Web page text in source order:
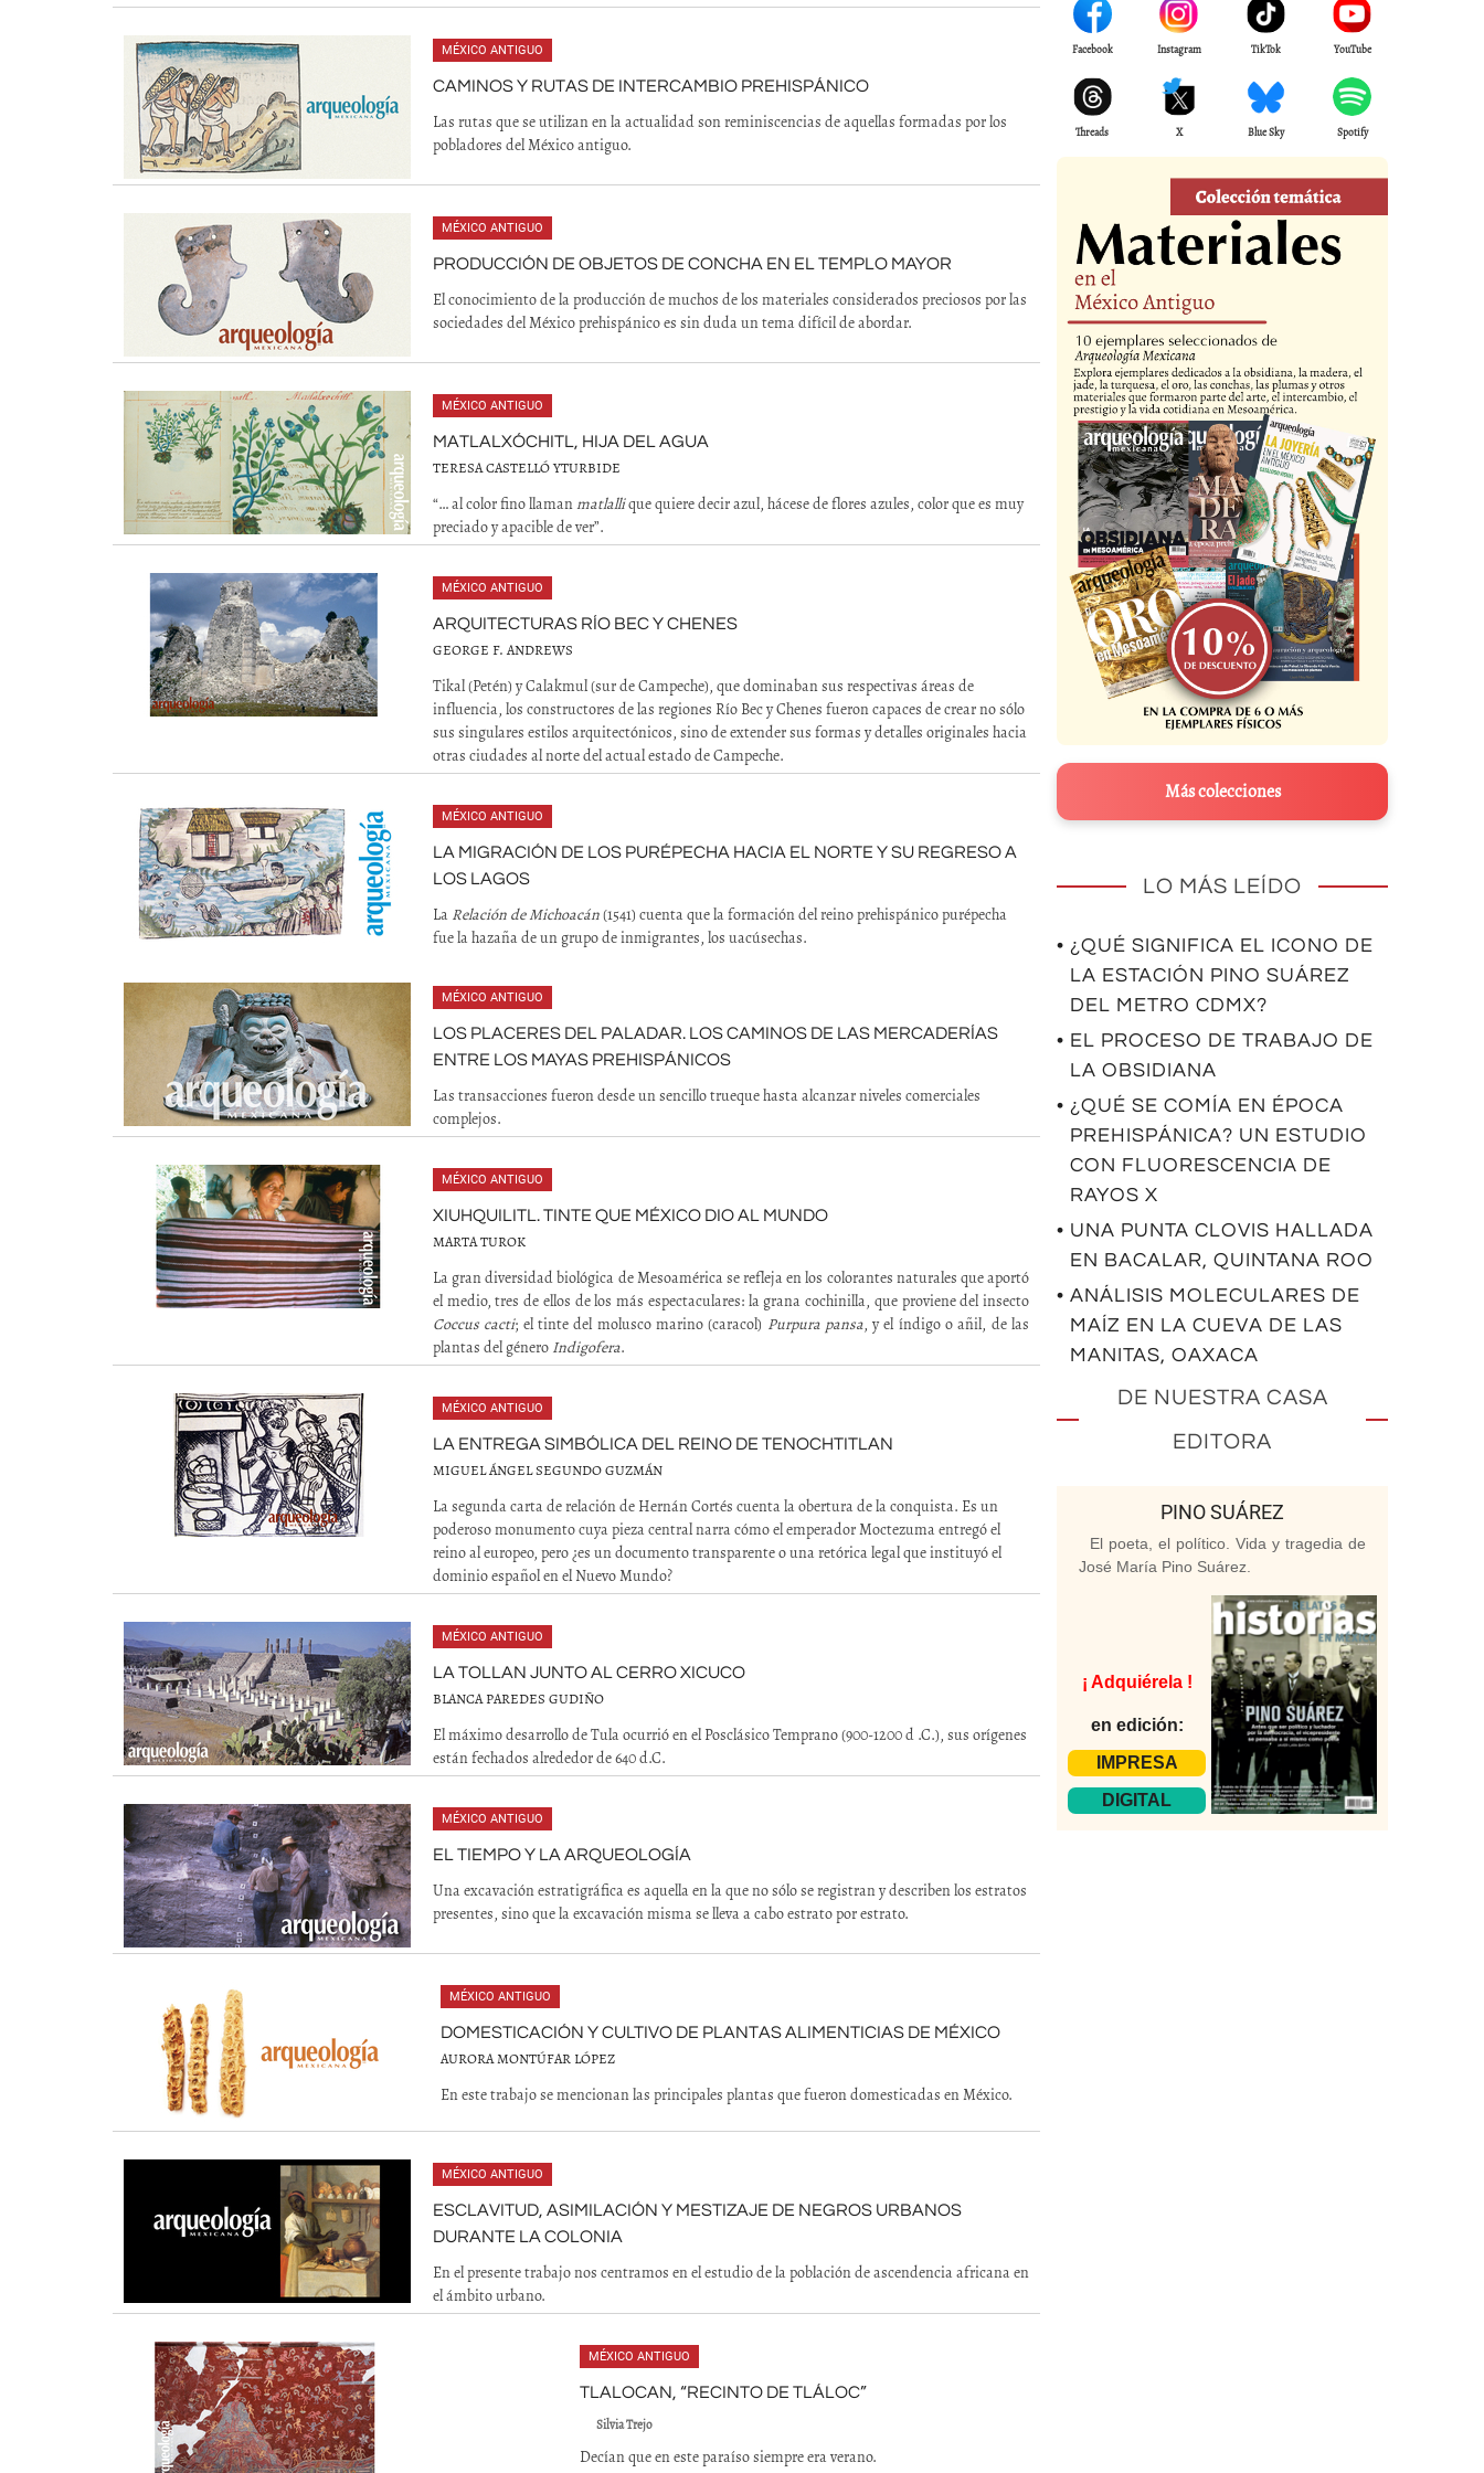
MÉXICO ANTIGUO
CAMINOS Y RUTAS DE INTERCAMBIO PREHISPÁNICO
Las rutas que se utilizan en la actualidad son reminiscencias de aquellas formadas por los
pobladores del México antiguo.
MÉXICO ANTIGUO
PRODUCCIÓN DE OBJETOS DE CONCHA EN EL TEMPLO MAYOR
El conocimiento de la producción de muchos de los materiales considerados preciosos por las
sociedades del México prehispánico es sin duda un tema difícil de abordar.
MÉXICO ANTIGUO
MATLALXÓCHITL, HIJA DEL AGUA
TERESA CASTELLÓ YTURBIDE
“… al color fino llamanmatlallique quiere decir azul, hácese de flores azules, color que es muy
preciado y apacible de ver”.
MÉXICO ANTIGUO
ARQUITECTURAS RÍO BEC Y CHENES
GEORGE F. ANDREWS
Tikal (Petén) y Calakmul (sur de Campeche), que dominaban sus respectivas áreas de
influencia, los constructores de las regiones Río Bec y Chenes fueron capaces de crear no sólo
sus singulares estilos arquitectónicos, sino de extender sus formas y detalles originales hacia
otras ciudades al norte del actual estado de Campeche.
MÉXICO ANTIGUO
LA MIGRACIÓN DE LOS PURÉPECHA HACIA EL NORTE Y SU REGRESO A
LOS LAGOS
La Relación de Michoacán(1541) cuenta que la formación del reino prehispánico purépecha
fue la hazaña de un grupo de inmigrantes, los uacúsechas.
MÉXICO ANTIGUO
LOS PLACERES DEL PALADAR. LOS CAMINOS DE LAS MERCADERÍAS
ENTRE LOS MAYAS PREHISPÁNICOS
Las transacciones fueron desde un sencillo trueque hasta alcanzar niveles comerciales
complejos.
MÉXICO ANTIGUO
XIUHQUILITL. TINTE QUE MÉXICO DIO AL MUNDO
MARTA TUROK
La gran diversidad biológica de Mesoamérica se refleja en los colorantes naturales que aportó
el medio, tres de ellos de los más espectaculares: la grana cochinilla, que proviene del insecto
Coccus cacti; el tinte del molusco marino (caracol) Purpura pansa, y el índigo o añil, de las
plantas del género Indigofera.
MÉXICO ANTIGUO
LA ENTREGA SIMBÓLICA DEL REINO DE TENOCHTITLAN
MIGUEL ÁNGEL SEGUNDO GUZMÁN
La segunda carta de relación de Hernán Cortés cuenta la obertura de la conquista. Es un
poderoso monumento cuya pieza central narra cómo el emperador Moctezuma entregó el
reino al europeo, pero ¿es un documento transparente o una retórica legal que instituyó el
dominio español en el Nuevo Mundo?
MÉXICO ANTIGUO
LA TOLLAN JUNTO AL CERRO XICUCO
BLANCA PAREDES GUDIÑO
El máximo desarrollo de Tula ocurrió en el Posclásico Temprano (900-1200 d .C.), sus orígenes
están fechados alrededor de 640 d.C.
MÉXICO ANTIGUO
EL TIEMPO Y LA ARQUEOLOGÍA
Una excavación estratigráfica es aquella en la que no sólo se registran y describen los estratos
presentes, sino que la excavación misma se lleva a cabo estrato por estrato.
MÉXICO ANTIGUO
DOMESTICACIÓN Y CULTIVO DE PLANTAS ALIMENTICIAS DE MÉXICO
AURORA MONTÚFAR LÓPEZ
En este trabajo se mencionan las principales plantas que fueron domesticadas en México.
MÉXICO ANTIGUO
ESCLAVITUD, ASIMILACIÓN Y MESTIZAJE DE NEGROS URBANOS
DURANTE LA COLONIA
En el presente trabajo nos centramos en el estudio de la población de ascendencia africana en
el ámbito urbano.
MÉXICO ANTIGUO
TLALOCAN, “RECINTO DE TLÁLOC”
Silvia Trejo
Decían que en este paraíso siempre era verano.
Facebook Instagram TikTok YouTube
Threads X Blue Sky Spotify
Más colecciones
LO MÁS LEÍDO
• ¿QUÉ SIGNIFICA EL ICONO DE
LA ESTACIÓN PINO SUÁREZ
DEL METRO CDMX?
• EL PROCESO DE TRABAJO DE
LA OBSIDIANA
• ¿QUÉ SE COMÍA EN ÉPOCA
PREHISPÁNICA? UN ESTUDIO
CON FLUORESCENCIA DE
RAYOS X
• UNA PUNTA CLOVIS HALLADA
EN BACALAR, QUINTANA ROO
• ANÁLISIS MOLECULARES DE
MAÍZ EN LA CUEVA DE LAS
MANITAS, OAXACA
DE NUESTRA CASA
EDITORA
PINO SUÁREZ
El poeta, el político. Vida y tragedia de
José María Pino Suárez.
¡ Adquiérela !
en edición:
IMPRESA
DIGITAL